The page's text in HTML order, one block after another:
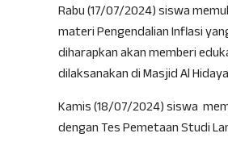
Rabu (17/07/2024) siswa
materi Pengendalian Inflasi
diharapkan akan memberi
dilaksanakan di Masjid Al
Kamis (18/07/2024) siswa
dengan Tes Pemetaan Studi